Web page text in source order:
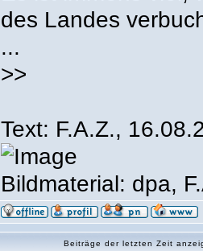
des Landes
...
>>
Text: F.A.Z.,
Bildmaterial: dpa,
Beiträge der letzten Zeit